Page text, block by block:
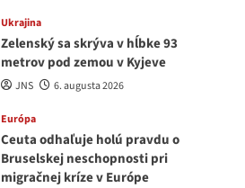
Ukrajina
Zelenský sa skrýva v hĺbke 93
metrov pod zemou v Kyjeve
JNS 6. augusta 2026
Európa
Ceuta odhaľuje holú pravdu o
Bruselskej neschopnosti pri
migračnej kríze v Európe